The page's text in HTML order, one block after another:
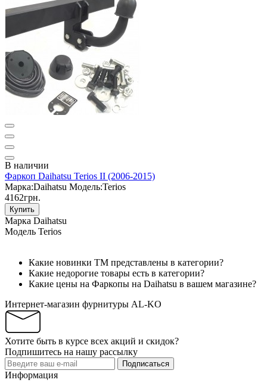
В наличии
Фаркоп Daihatsu Terios II (2006-2015)
Марка:Daihatsu Модель:Terios
4162грн.
Купить
Марка Daihatsu
Модель Terios
Какие новинки ТМ представлены в категории?
Какие недорогие товары есть в категории?
Какие цены на Фаркопы на Daihatsu в вашем магазине?
Интернет-магазин фурнитуры AL-KO
Хотите быть в курсе всех акций и скидок?
Подпишитесь на нашу рассылку
Подписаться
Информация